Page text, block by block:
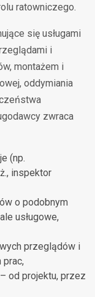
ratowniczego.
się usługami
i
montażem i
oddymiania
zwraca
(np.
inspektor
o podobnym
usługowe,
przeglądów i
prac,
od projektu, przez